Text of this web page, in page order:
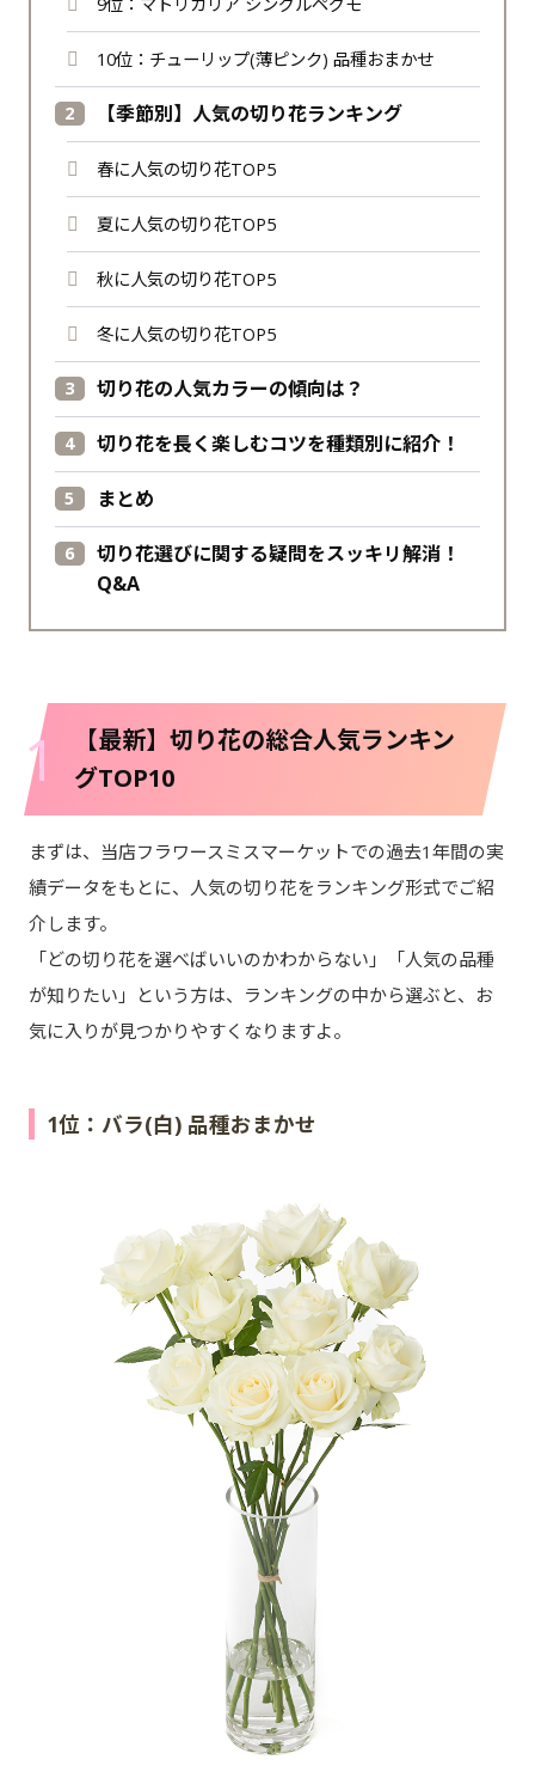
10位：チューリップ(薄ピンク) 品種おまかせ
【季節別】人気の切り花ランキング
春に人気の切り花TOP5
夏に人気の切り花TOP5
秋に人気の切り花TOP5
冬に人気の切り花TOP5
切り花の人気カラーの傾向は？
切り花を長く楽しむコツを種類別に紹介！
まとめ
切り花選びに関する疑問をスッキリ解消！
Q&A
1
【最新】切り花の総合人気ランキン
グTOP10
まずは、当店フラワースミスマーケットでの過去1年間の実
績データをもとに、人気の切り花をランキング形式でご紹
介します。
「どの切り花を選べばいいのかわからない」「人気の品種
が知りたい」という方は、ランキングの中から選ぶと、お
気に入りが見つかりやすくなりますよ。
1位：バラ(白) 品種おまかせ